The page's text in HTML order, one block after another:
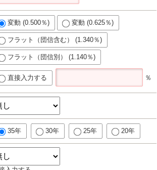
変動 (0.500％) 変動 (0.625％)
フラット（団信含む） (1.340％)
フラット（団信別） (1.140％)
直接入力する ％
35年 30年 25年 20年